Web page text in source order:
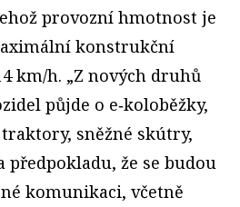
provozní hmotnost je
konstrukční
km/h. „Z nových druhů
půjde o e‑koloběžky,
sněžné skútry,
předpokladu, že se budou
komunikaci, včetně